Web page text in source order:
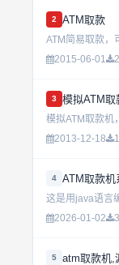
2 ATM取款
ATM简易取款，
2015-06-01
3 模拟ATM取
模拟ATM取款机
2013-12-18
4 ATM取款机
2026-01-02
5 atm取款机,